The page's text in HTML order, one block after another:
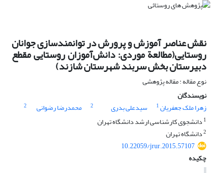
نقش عناصر آموزش و پرورش در توانمندسازی جوانان
روستایی(مطالعة موردی: دانش‌‌آموزان روستایی مقطع
دبیرستان بخش سربند شهرستان شازند)
نوع مقاله : مقاله پژوهشی
نویسندگان
زهرا ملک جعفریان1 سیدعلی بدری 2 محمدرضا رضوانی
2
1 دانشجوی کارشناسی ارشد دانشگاه تهران
2دانشگاه تهران
10.22059/jrur.2015.57107
چکیده